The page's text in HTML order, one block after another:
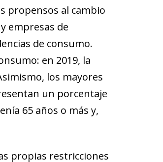
propensos al cambio
empresas de
de consumo.
en 2019, la
los mayores
un porcentaje
65 años o más y,
propias restricciones